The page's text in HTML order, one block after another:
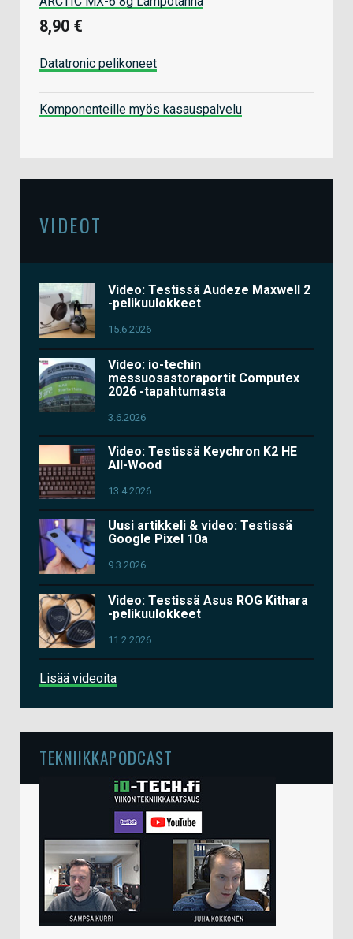
8,90 €
Datatronic pelikoneet
Komponenteille myös kasauspalvelu
VIDEOT
Video: Testissä Audeze Maxwell 2
-pelikuulokkeet
15.6.2026
Video: io-techin
messuosastoraportit Computex
2026 -tapahtumasta
3.6.2026
Video: Testissä Keychron K2 HE
All-Wood
13.4.2026
Uusi artikkeli & video: Testissä
Google Pixel 10a
9.3.2026
Video: Testissä Asus ROG Kithara
-pelikuulokkeet
11.2.2026
Lisää videoita
TEKNIIKKAPODCAST